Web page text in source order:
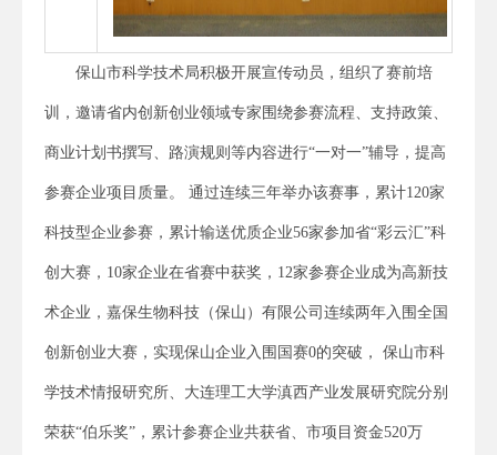
保山市科学技术局积极开展宣传动员，组织了赛前培
训，邀请省内创新创业领域专家围绕参赛流程、支持政策、
商业计划书撰写、路演规则等内容进行“一对一”辅导，提高
参赛企业项目质量。 通过连续三年举办该赛事，累计120家
科技型企业参赛，累计输送优质企业56家参加省“彩云汇”科
创大赛，10家企业在省赛中获奖，12家参赛企业成为高新技
术企业，嘉保生物科技（保山）有限公司连续两年入围全国
创新创业大赛，实现保山企业入围国赛0的突破， 保山市科
学技术情报研究所、大连理工大学滇西产业发展研究院分别
荣获“伯乐奖”，累计参赛企业共获省、市项目资金520万